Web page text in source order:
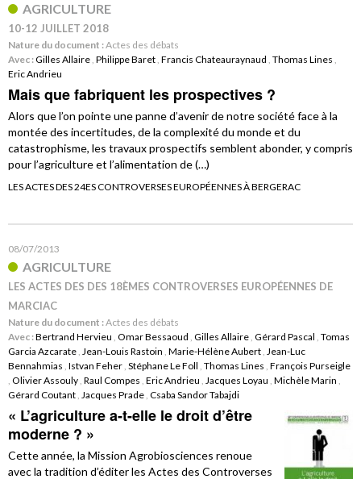
AGRICULTURE
10-12 JUILLET 2018
Nature du document :Actes des débats
Avec :Gilles Allaire , Philippe Baret , Francis Chateauraynaud , Thomas Lines ,
Eric Andrieu
Mais que fabriquent les prospectives ?
Alors que l’on pointe une panne d’avenir de notre société face à la
montée des incertitudes, de la complexité du monde et du
catastrophisme, les travaux prospectifs semblent abonder, y compris
pour l’agriculture et l’alimentation de (…)
LES ACTES DES 24ES CONTROVERSES EUROPÉENNES À BERGERAC
08/07/2013
AGRICULTURE
LES ACTES DES DES 18ÈMES CONTROVERSES EUROPÉENNES DE
MARCIAC
Nature du document :Actes des débats
Avec :Bertrand Hervieu , Omar Bessaoud , Gilles Allaire , Gérard Pascal , Tomas
Garcia Azcarate , Jean-Louis Rastoin , Marie-Hélène Aubert , Jean-Luc
Bennahmias , Istvan Feher , Stéphane Le Foll , Thomas Lines , François Purseigle
, Olivier Assouly , Raul Compes , Eric Andrieu , Jacques Loyau , Michèle Marin ,
Gérard Coutant , Jacques Prade , Csaba Sandor Tabajdi
« L’agriculture a-t-elle le droit d’être
moderne ? »
Cette année, la Mission Agrobiosciences renoue
avec la tradition d’éditer les Actes des Controverses